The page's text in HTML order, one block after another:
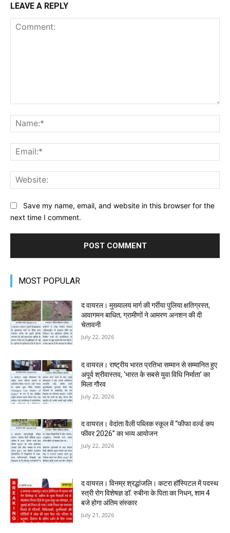
LEAVE A REPLY
Save my name, email, and website in this browser for the
next time I comment.
MOST POPULAR
द वायरल। मुख्यालय मार्ग की गर्रीया पुलिया क्षतिग्रस्त,
आवागमन बाधित; ग्रामीणों ने आमरण अनशन की दी
चेतावनी
July 22, 2026
द वायरल। राष्ट्रीय भारत प्रतिभा सम्मान से सम्मानित हुए
अपूर्व श्रीवास्तव, ‘भारत के सबसे युवा विधि निर्माता’ का
मिला गौरव
July 22, 2026
द वायरल। वेदांता वैली पब्लिक स्कूल में “फीफा वर्ल्ड कप
फीवर 2026” का भव्य आयोजन
July 22, 2026
द वायरल। विनम्र श्रद्धांजलि। कटरा हॉस्पिटल में पदस्थ
स्त्री रोग विशेषज्ञ डॉ. रुबीना के पिता का निधन, शाम 4
बजे होगा अंतिम संस्कार
July 21, 2026